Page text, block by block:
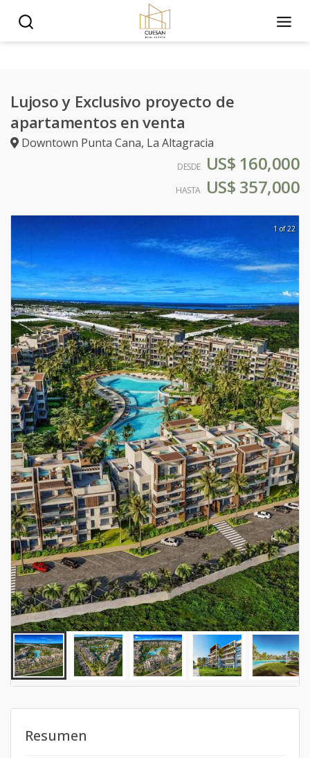
Lujoso y Exclusivo proyecto de
apartamentos en venta
Downtown Punta Cana, La Altagracia
DESDE US$ 160,000
HASTA US$ 357,000
1 of 22
Resumen